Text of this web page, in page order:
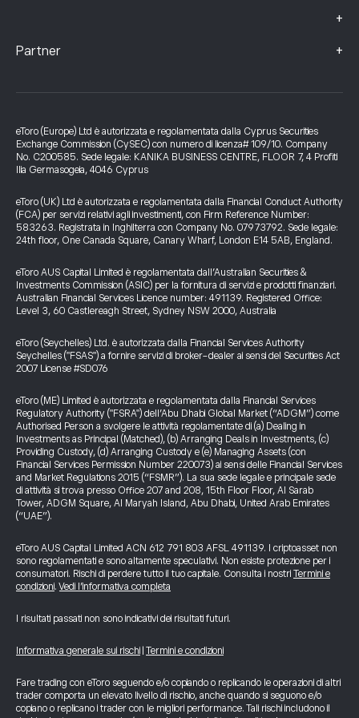
+
Partner +
eToro (Europe) Ltd è autorizzata e regolamentata dalla Cyprus Securities
Exchange Commission (CySEC) con numero di licenza# 109/10. Company
No. C200585. Sede legale: KANIKA BUSINESS CENTRE, FLOOR 7, 4 Profiti
Ilia Germasogeia, 4046 Cyprus
eToro (UK) Ltd è autorizzata e regolamentata dalla Financial Conduct Authority
(FCA) per servizi relativi agli investimenti, con Firm Reference Number:
583263. Registrata in Inghilterra con Company No. 07973792. Sede legale:
24th floor, One Canada Square, Canary Wharf, London E14 5AB, England.
eToro AUS Capital Limited è regolamentata dall’Australian Securities &
Investments Commission (ASIC) per la fornitura di servizi e prodotti finanziari.
Australian Financial Services Licence number: 491139. Registered Office:
Level 3, 60 Castlereagh Street, Sydney NSW 2000, Australia
eToro (Seychelles) Ltd. è autorizzata dalla Financial Services Authority
Seychelles ("FSAS") a fornire servizi di broker-dealer ai sensi del Securities Act
2007 License #SD076
eToro (ME) Limited è autorizzata e regolamentata dalla Financial Services
Regulatory Authority ("FSRA") dell’Abu Dhabi Global Market (“ADGM”) come
Authorised Person a svolgere le attività regolamentate di (a) Dealing in
Investments as Principal (Matched), (b) Arranging Deals in Investments, (c)
Providing Custody, (d) Arranging Custody e (e) Managing Assets (con
Financial Services Permission Number 220073) ai sensi delle Financial Services
and Market Regulations 2015 (“FSMR”). La sua sede legale e principale sede
di attività si trova presso Office 207 and 208, 15th Floor Floor, Al Sarab
Tower, ADGM Square, Al Maryah Island, Abu Dhabi, United Arab Emirates
(“UAE”).
eToro AUS Capital Limited ACN 612 791 803 AFSL 491139. I criptoasset non
sono regolamentati e sono altamente speculativi. Non esiste protezione per i
consumatori. Rischi di perdere tutto il tuo capitale. Consulta i nostri Termini e
condizioni.Vedi l’informativa completa
I risultati passati non sono indicativi dei risultati futuri.
Informativa generale sui rischi Termini e condizioni
Fare trading con eToro seguendo e/o copiando o replicando le operazioni di altri
trader comporta un elevato livello di rischio, anche quando si seguono e/o
copiano o replicano i trader con le migliori performance. Tali rischi includono il